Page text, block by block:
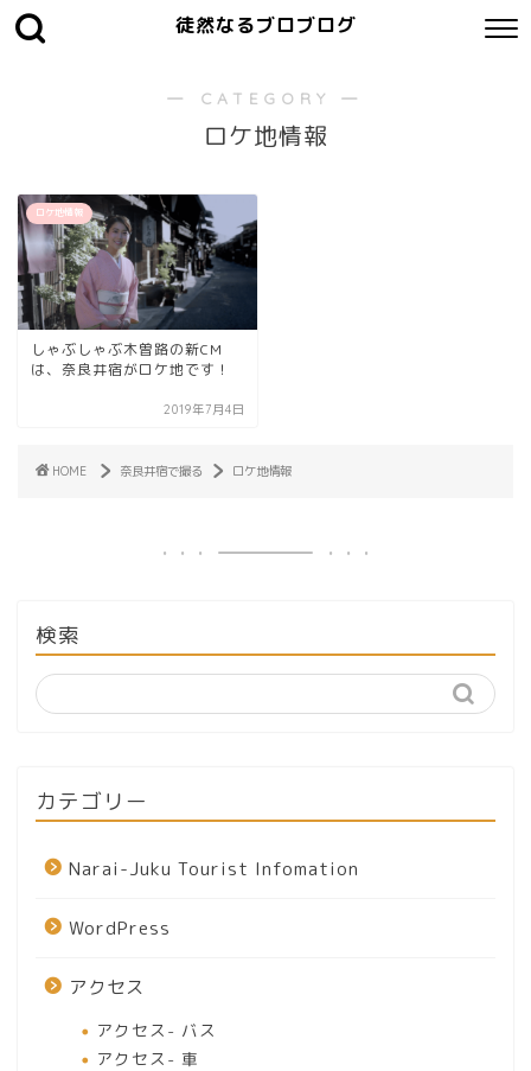
徒然なるブロブログ
― CATEGORY ―
ロケ地情報
ロケ地情報
しゃぶしゃぶ木曽路の新CM
は、奈良井宿がロケ地です！
2019年7月4日
HOME 奈良井宿で撮る ロケ地情報
検索
カテゴリー
Narai-Juku Tourist Infomation
WordPress
アクセス
アクセス- バス
アクセス- 車